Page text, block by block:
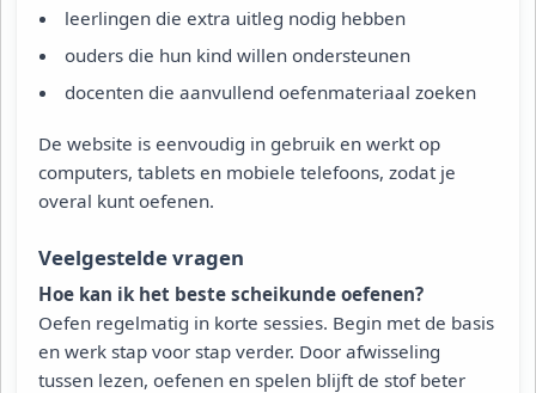
leerlingen die extra uitleg nodig hebben
ouders die hun kind willen ondersteunen
docenten die aanvullend oefenmateriaal zoeken
De website is eenvoudig in gebruik en werkt op
computers, tablets en mobiele telefoons, zodat je
overal kunt oefenen.
Veelgestelde vragen
Hoe kan ik het beste scheikunde oefenen?
Oefen regelmatig in korte sessies. Begin met de basis
en werk stap voor stap verder. Door afwisseling
tussen lezen, oefenen en spelen blijft de stof beter